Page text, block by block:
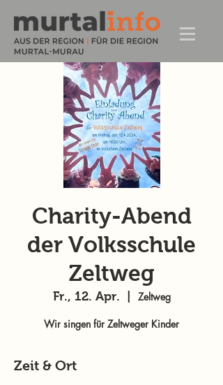
Charity-Abend
der Volksschule
Zeltweg
Fr., 12. Apr. Zeltweg
Zeit & Ort